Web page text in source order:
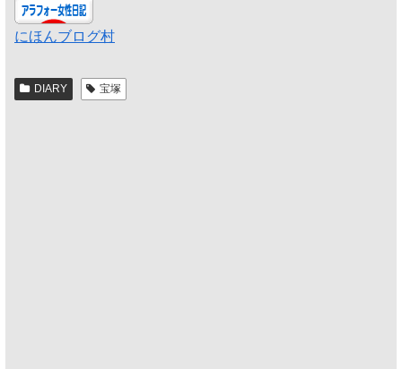
にほんブログ村
DIARY 宝塚